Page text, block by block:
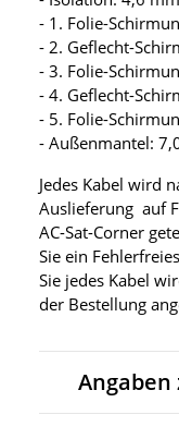
- 1. Folie-
- 2. Geflecht-
- 3. Folie-
- 4. Geflecht-
- 5. Folie-
- Außenmantel:
Jedes Kabel wird
Auslieferung auf
AC-Sat-Corner
Sie ein
Sie jedes Kabel
der Bestellung